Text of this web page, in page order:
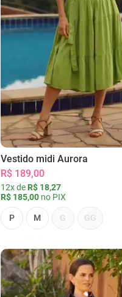
Vestido midi Aurora
R$ 189,00
12x de R$ 18,27
R$ 185,00no PIX
P M G GG